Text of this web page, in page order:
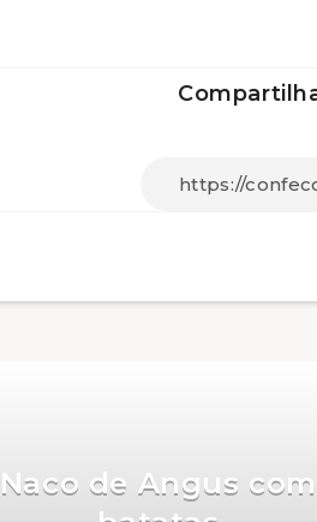
Naco de Angus com